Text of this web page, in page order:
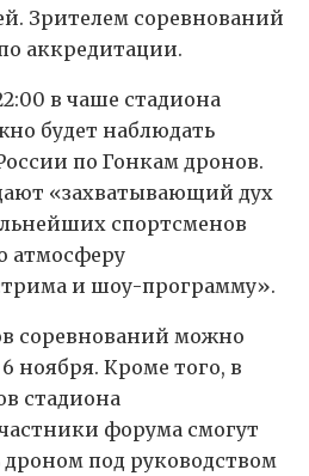
Зрителем соревнований
аккредитации.
в чаше стадиона
будет наблюдать
по Гонкам дронов.
«захватывающий дух
спортсменов
атмосферу
и шоу-программу».
соревнований можно
ноября. Кроме того, в
стадиона
форума смогут
дроном под руководством